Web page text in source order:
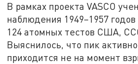
В рамках проекта VASCO
наблюдения 1949–1957
124 атомных тестов США,
Выяснилось, что пик
приходится не на момент